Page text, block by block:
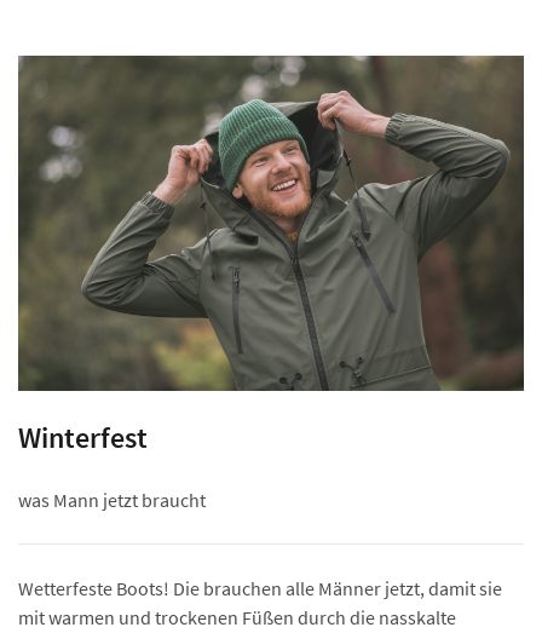
Winterfest
was Mann jetzt braucht
Wetterfeste Boots! Die brauchen alle Männer jetzt, damit sie
mit warmen und trockenen Füßen durch die nasskalte